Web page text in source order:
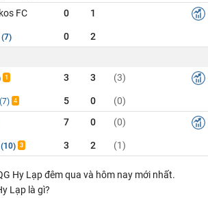
FC 0 1
(7) 0
2
1 3 3 (3)
(7) 4 5 0 (0)
7 0 (0)
(10) 3 3 2 (1)
Hy Lạp đêm qua và hôm nay mới nhất.
Lạp là gì?